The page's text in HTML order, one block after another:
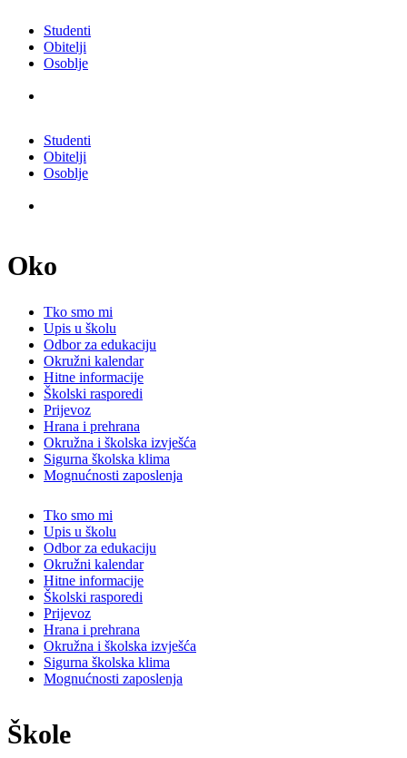
Studenti
Obitelji
Osoblje
Studenti
Obitelji
Osoblje
Oko
Tko smo mi
Upis u školu
Odbor za edukaciju
Okružni kalendar
Hitne informacije
Školski rasporedi
Prijevoz
Hrana i prehrana
Okružna i školska izvješća
Sigurna školska klima
Mognućnosti zaposlenja
Tko smo mi
Upis u školu
Odbor za edukaciju
Okružni kalendar
Hitne informacije
Školski rasporedi
Prijevoz
Hrana i prehrana
Okružna i školska izvješća
Sigurna školska klima
Mognućnosti zaposlenja
Škole